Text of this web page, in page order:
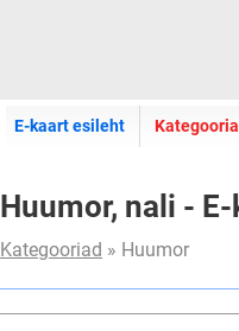
E-kaart esileht E-
Huumor, nali -
Kategooriad » Huumor